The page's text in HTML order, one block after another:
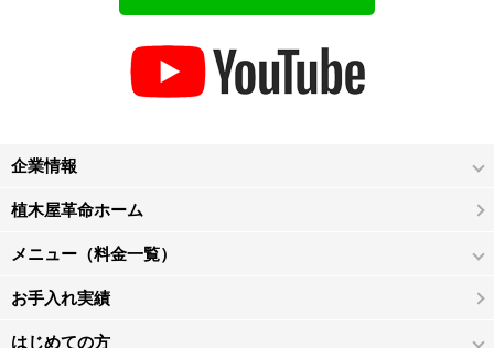
企業情報
植木屋革命ホーム
メニュー（料金一覧）
お手入れ実績
はじめての方